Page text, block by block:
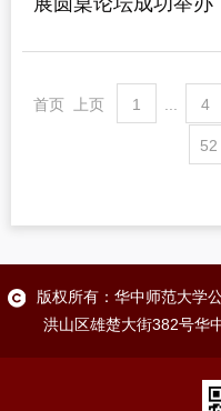
首页 上页 1 4
52
版权所有：华中师范大学
洪山区雄楚大街382号华